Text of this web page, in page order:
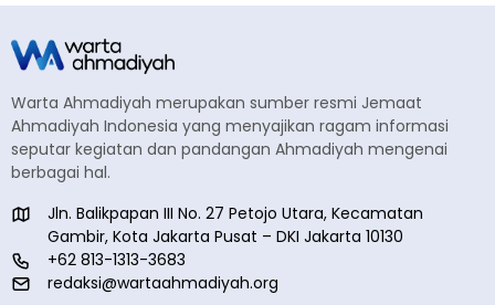
Warta Ahmadiyah merupakan sumber resmi Jemaat
Ahmadiyah Indonesia yang menyajikan ragam informasi
seputar kegiatan dan pandangan Ahmadiyah mengenai
berbagai hal.
Jln. Balikpapan III No. 27 Petojo Utara, Kecamatan
Gambir, Kota Jakarta Pusat – DKI Jakarta 10130
+62 813-1313-3683
redaksi@wartaahmadiyah.org